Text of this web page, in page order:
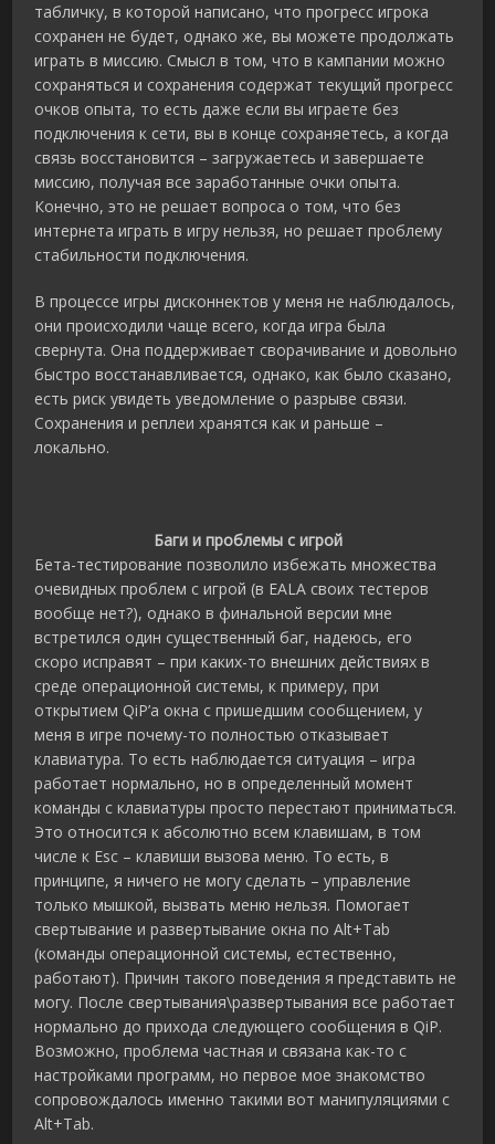
табличку, в которой написано, что прогресс игрока
сохранен не будет, однако же, вы можете продолжать
играть в миссию. Смысл в том, что в кампании можно
сохраняться и сохранения содержат текущий прогресс
очков опыта, то есть даже если вы играете без
подключения к сети, вы в конце сохраняетесь, а когда
связь восстановится – загружаетесь и завершаете
миссию, получая все заработанные очки опыта.
Конечно, это не решает вопроса о том, что без
интернета играть в игру нельзя, но решает проблему
стабильности подключения.
В процессе игры дисконнектов у меня не наблюдалось,
они происходили чаще всего, когда игра была
свернута. Она поддерживает сворачивание и довольно
быстро восстанавливается, однако, как было сказано,
есть риск увидеть уведомление о разрыве связи.
Сохранения и реплеи хранятся как и раньше –
локально.
Баги и проблемы с игрой
Бета-тестирование позволило избежать множества
очевидных проблем с игрой (в EALA своих тестеров
вообще нет?), однако в финальной версии мне
встретился один существенный баг, надеюсь, его
скоро исправят – при каких-то внешних действиях в
среде операционной системы, к примеру, при
открытием QiP’а окна с пришедшим сообщением, у
меня в игре почему-то полностью отказывает
клавиатура. То есть наблюдается ситуация – игра
работает нормально, но в определенный момент
команды с клавиатуры просто перестают приниматься.
Это относится к абсолютно всем клавишам, в том
числе к Esc – клавиши вызова меню. То есть, в
принципе, я ничего не могу сделать – управление
только мышкой, вызвать меню нельзя. Помогает
свертывание и развертывание окна по Alt+Tab
(команды операционной системы, естественно,
работают). Причин такого поведения я представить не
могу. После свертывания\развертывания все работает
нормально до прихода следующего сообщения в QiP.
Возможно, проблема частная и связана как-то с
настройками программ, но первое мое знакомство
сопровождалось именно такими вот манипуляциями с
Alt+Tab.